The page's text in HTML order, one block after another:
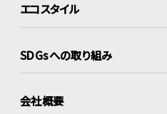
エコスタイル
SDGsへの取り組み
会社概要